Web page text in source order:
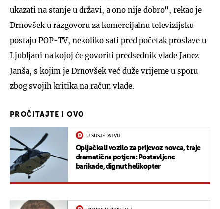
ukazati na stanje u državi, a ono nije dobro", rekao je
Drnovšek u razgovoru za komercijalnu televizijsku
postaju POP-TV, nekoliko sati pred početak proslave u
Ljubljani na kojoj će govoriti predsednik vlade Janez
Janša, s kojim je Drnovšek već duže vrijeme u sporu
zbog svojih kritika na račun vlade.
PROČITAJTE I OVO
U SUSJEDSTVU
Opljačkali vozilo za prijevoz novca, traje
dramatična potjera: Postavljene
barikade, dignut helikopter